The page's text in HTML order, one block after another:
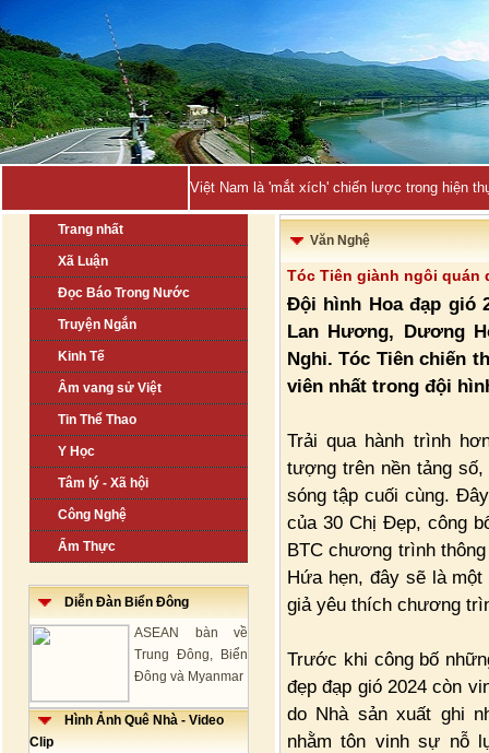
Việt Nam là 'mắt xích' chiến lược trong hiện
Trang nhất
Xã Luận
Đọc Báo Trong Nước
Truyện Ngắn
Kinh Tế
Âm vang sử Việt
Tin Thể Thao
Y Học
Tâm lý - Xã hội
Công Nghệ
Ẩm Thực
Diễn Đàn Biển Đông
ASEAN bàn về
Trung Đông, Biển
Đông và Myanmar
Hình Ảnh Quê Nhà - Video
Clip
Văn Nghệ
Tóc Tiên giành ngôi quán
Đội hình Hoa đạp gió
Lan Hương, Dương
Nghi. Tóc Tiên chiến
viên nhất trong đội
Trải qua hành trình
tượng trên nền tảng
sóng tập cuối cùng.
của 30 Chị Đẹp, công
BTC chương trình
Hứa hẹn, đây sẽ là
giả yêu thích chương
Trước khi công bố
đẹp đạp gió 2024 còn
do Nhà sản xuất ghi
nhằm tôn vinh sự nỗ